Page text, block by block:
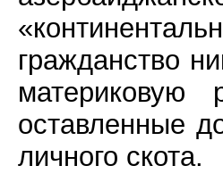
гражданство
материковую
оставленные
личного скота.